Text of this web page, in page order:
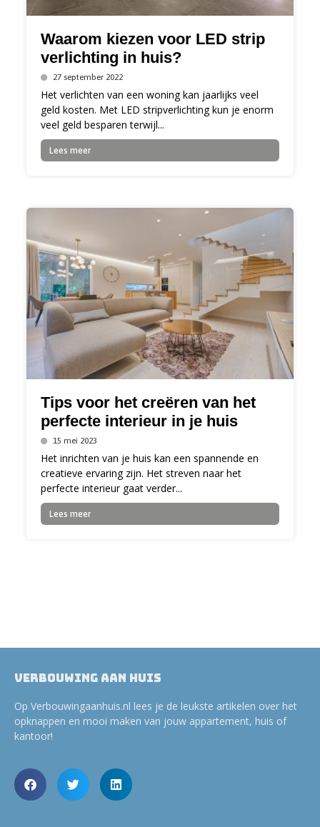
Waarom kiezen voor LED strip
verlichting in huis?
27 september 2022
Het verlichten van een woning kan jaarlijks veel
geld kosten. Met LED stripverlichting kun je enorm
veel geld besparen terwijl...
Lees meer
Tips voor het creëren van het
perfecte interieur in je huis
15 mei 2023
Het inrichten van je huis kan een spannende en
creatieve ervaring zijn. Het streven naar het
perfecte interieur gaat verder...
Lees meer
Verbouwing aan huis
Op Verbouwingaanhuis.nl lees je de leukste artikelen over het
opknappen en mooi maken van jouw appartement, huis of
kantoor!